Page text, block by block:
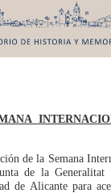
de la Semana
de la Generalitat
de Alicante para